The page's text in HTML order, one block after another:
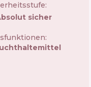
:
sicher